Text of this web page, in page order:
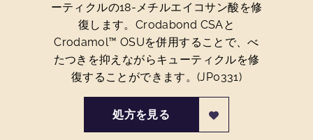
ーティクルの18-メチルエイコサン酸を修
復します。Crodabond CSAと
Crodamol™ OSUを併用することで、べ
たつきを抑えながらキューティクルを修
復することができます。(JP0331)
処方を見る